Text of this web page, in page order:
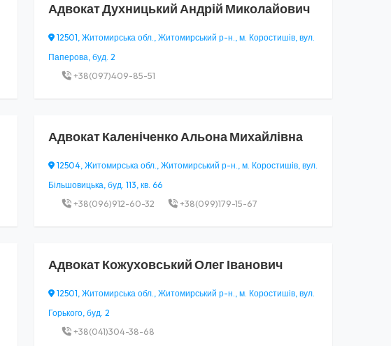
АдвокатДухницький Андрій Миколайович
12501, Житомирська обл., Житомирський р-н., м. Коростишів, вул.
Паперова, буд. 2
+38(097)409-85-51
АдвокатКаленіченко Альона Михайлівна
12504, Житомирська обл., Житомирський р-н., м. Коростишів, вул.
Більшовицька, буд. 113, кв. 66
+38(096)912-60-32 +38(099)179-15-67
АдвокатКожуховський Олег Іванович
12501, Житомирська обл., Житомирський р-н., м. Коростишів, вул.
Горького, буд. 2
+38(041)304-38-68